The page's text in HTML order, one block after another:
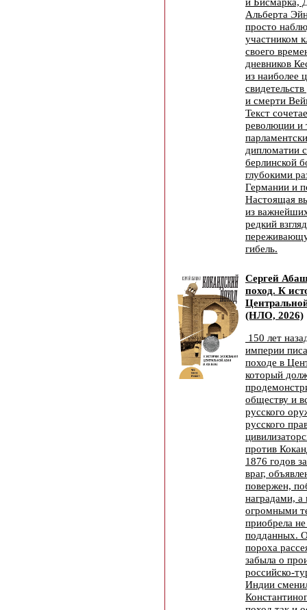
Альберта
просто
участником
своего
дневников
из наиболее
и смерти
Текст
революции и
дипломатии
берлинской
глубокими
Германии и
Настоящая
из
редкий
гибель.
Сергей
поход. К
(НЛО, 2026)
150 лет
империи
походе в
который
обществу и
русского
русского
против
1876 годов
враг,
повержен,
наградами, а
огромными
приобрела
подданных.
пороха
забыла о
российско-
Индии